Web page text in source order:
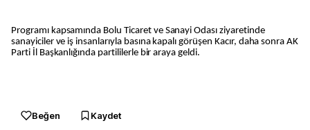
Programı kapsamında Bolu Ticaret ve Sanayi Odası ziyaretinde
sanayiciler ve iş insanlarıyla basına kapalı görüşen Kacır, daha sonra AK
Parti İl Başkanlığında partililerle bir araya geldi.
Beğen Kaydet